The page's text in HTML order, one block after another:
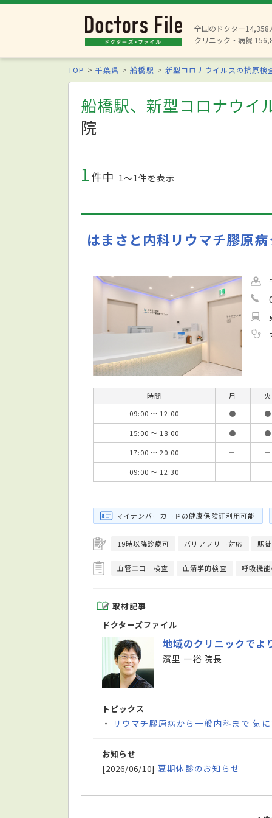
全国のドクター14,358
クリニック・病院
TOP 千葉県 船橋駅 新型コロナウイルスの抗原検
船橋駅、新型コロナウイ
院
1件中 1〜1件を表示
はまさと内科リウマチ膠原
時間 月
火
09:00 ～ 12:00
●
●
15:00 ～ 18:00
●
●
17:00 ～ 20:00
－
－
09:00 ～ 12:30
－ －
マイナンバーカードの健康保険証利用可能
19時以降診療可 バリアフリー対応 駅
血管エコー検査 血清学的検査 呼吸機
取材記事
ドクターズファイル
地域のクリニックでよ
濱里 一裕 院長
トピックス
・
リウマチ膠原病から一般内科まで 気
お知らせ
[2026/06/10] 夏期休診のお知らせ